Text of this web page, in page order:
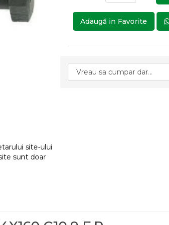
site-ului
sunt doar
Adaugă in Favorite